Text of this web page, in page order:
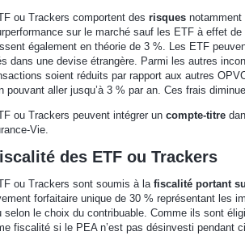
ou Trackers comportent des risques notamment
sur le marché sauf les ETF à effet
également en théorie de 3 %. Les ETF
dans une devise étrangère. Parmi les autres
soient réduits par rapport aux autres
pouvant aller jusqu’à 3 % par an. Ces frais
ou Trackers peuvent intégrer un compte-titre
Vie.
des ETF ou Trackers
ou Trackers sont soumis à la fiscalité portant
forfaitaire unique de 30 % représentant les
selon le choix du contribuable. Comme ils sont
fiscalité si le PEA n’est pas désinvesti pendant